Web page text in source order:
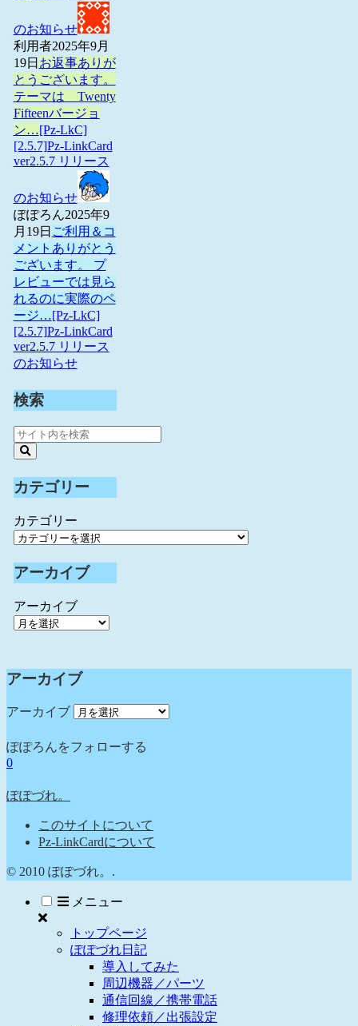
のお知らせ
利用者2025年9月
19日 お返事ありが
とうございます。
テーマは Twenty
Fifteenバージョ
ン…[Pz-LkC]
[2.5.7]Pz-LinkCard
ver2.5.7 リリース
のお知らせ
ぽぽろん2025年9
月19日 ご利用＆コ
メントありがとう
ございます。 プ
レビューでは見ら
れるのに実際のペ
ージ…[Pz-LkC]
[2.5.7]Pz-LinkCard
ver2.5.7 リリース
のお知らせ
検索
カテゴリー
カテゴリー
アーカイブ
アーカイブ
アーカイブ
アーカイブ
ぽぽろんをフォローする
0
ぽぽづれ。
このサイトについて
Pz-LinkCardについて
© 2010 ぽぽづれ。.
メニュー
トップページ
ぽぽづれ日記
導入してみた
周辺機器／パーツ
通信回線／携帯電話
修理依頼／出張設定